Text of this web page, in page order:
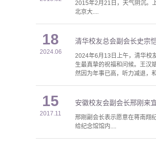
2015年2月21日，天气阴沉。
北京大....
18
2024.06
清华校友总会副会长史宗
2024年6月13日上午，清华校
生最真挚的祝福和问候。王汉
然因为年事已高，听力减退，
15
2017.11
安徽校友会副会长邢刚来
邢刚副会长表示愿意在蒋南翔
给纪念馆馆内....